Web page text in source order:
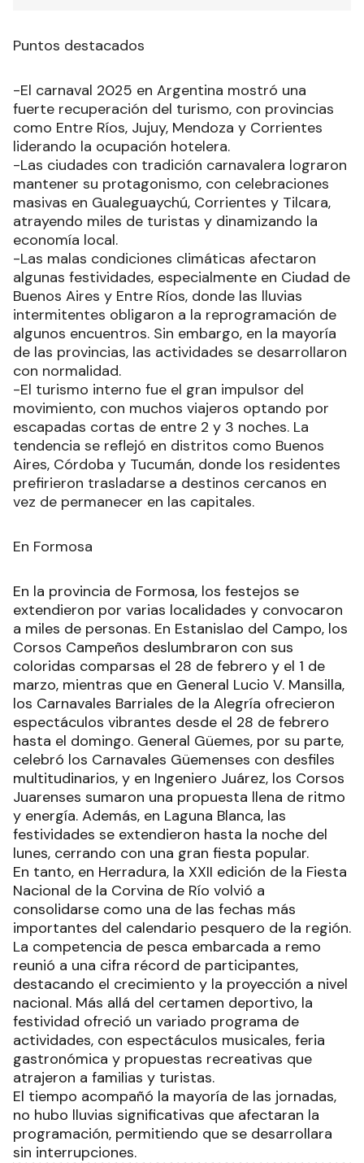
Puntos destacados
-El carnaval 2025 en Argentina mostró una
fuerte recuperación del turismo, con provincias
como Entre Ríos, Jujuy, Mendoza y Corrientes
liderando la ocupación hotelera.
-Las ciudades con tradición carnavalera lograron
mantener su protagonismo, con celebraciones
masivas en Gualeguaychú, Corrientes y Tilcara,
atrayendo miles de turistas y dinamizando la
economía local.
-Las malas condiciones climáticas afectaron
algunas festividades, especialmente en Ciudad de
Buenos Aires y Entre Ríos, donde las lluvias
intermitentes obligaron a la reprogramación de
algunos encuentros. Sin embargo, en la mayoría
de las provincias, las actividades se desarrollaron
con normalidad.
-El turismo interno fue el gran impulsor del
movimiento, con muchos viajeros optando por
escapadas cortas de entre 2 y 3 noches. La
tendencia se reflejó en distritos como Buenos
Aires, Córdoba y Tucumán, donde los residentes
prefirieron trasladarse a destinos cercanos en
vez de permanecer en las capitales.
En Formosa
En la provincia de Formosa, los festejos se
extendieron por varias localidades y convocaron
a miles de personas. En Estanislao del Campo, los
Corsos Campeños deslumbraron con sus
coloridas comparsas el 28 de febrero y el 1 de
marzo, mientras que en General Lucio V. Mansilla,
los Carnavales Barriales de la Alegría ofrecieron
espectáculos vibrantes desde el 28 de febrero
hasta el domingo. General Güemes, por su parte,
celebró los Carnavales Güemenses con desfiles
multitudinarios, y en Ingeniero Juárez, los Corsos
Juarenses sumaron una propuesta llena de ritmo
y energía. Además, en Laguna Blanca, las
festividades se extendieron hasta la noche del
lunes, cerrando con una gran fiesta popular.
En tanto, en Herradura, la XXII edición de la Fiesta
Nacional de la Corvina de Río volvió a
consolidarse como una de las fechas más
importantes del calendario pesquero de la región.
La competencia de pesca embarcada a remo
reunió a una cifra récord de participantes,
destacando el crecimiento y la proyección a nivel
nacional. Más allá del certamen deportivo, la
festividad ofreció un variado programa de
actividades, con espectáculos musicales, feria
gastronómica y propuestas recreativas que
atrajeron a familias y turistas.
El tiempo acompañó la mayoría de las jornadas,
no hubo lluvias significativas que afectaran la
programación, permitiendo que se desarrollara
sin interrupciones.